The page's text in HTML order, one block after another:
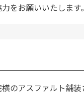
をお願いいたします。
のアスファルト舗